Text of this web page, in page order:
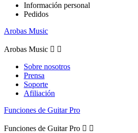
Información personal
Pedidos
Arobas Music
Arobas Music  
Sobre nosotros
Prensa
Soporte
Afiliación
Funciones de Guitar Pro
Funciones de Guitar Pro  